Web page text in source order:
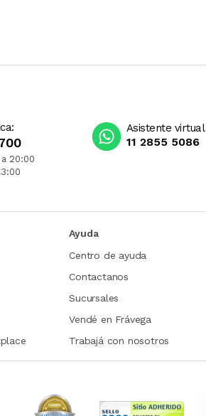
20:00
Asistente virtual
11 2855 5086
Ayuda
Centro de ayuda
Contactanos
Sucursales
Vendé en Frávega
Trabajá con nosotros